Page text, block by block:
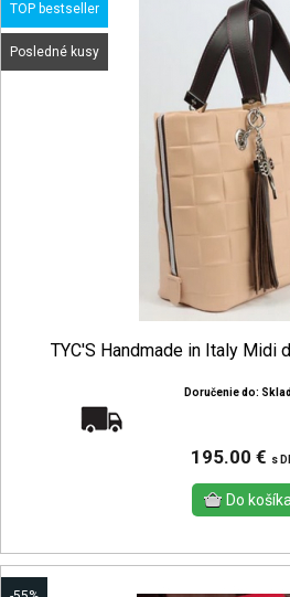
TOP bestseller
Posledné kusy
TYC'S Handmade in Italy Midi
Doručenie do:
195.00 € s